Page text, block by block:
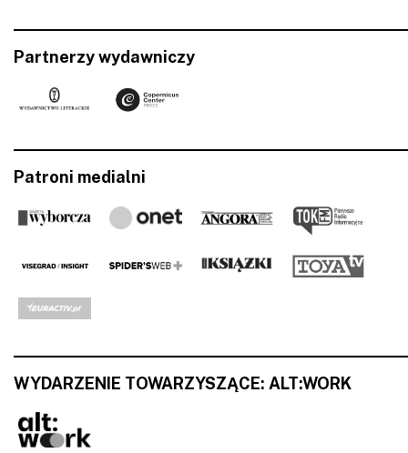
Partnerzy wydawniczy
Patroni medialni
WYDARZENIE TOWARZYSZĄCE: ALT:WORK